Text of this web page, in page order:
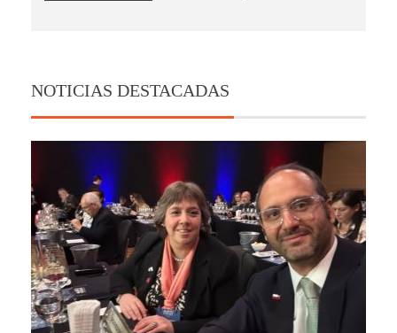
NOTICIAS DESTACADAS